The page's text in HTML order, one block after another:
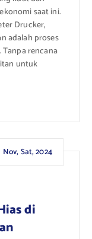
saat ini.
Drucker,
adalah proses
rencana
untuk
Nov, Sat, 2024
di